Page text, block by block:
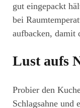
gut eingepackt
bei
aufbacken, damit
Lust aufs
Probier den
Schlagsahne und